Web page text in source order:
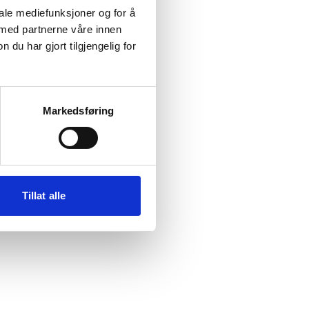
mediefunksjoner og for å
partnerne våre innen
du har gjort tilgjengelig for
Markedsføring
Tillat alle
information).